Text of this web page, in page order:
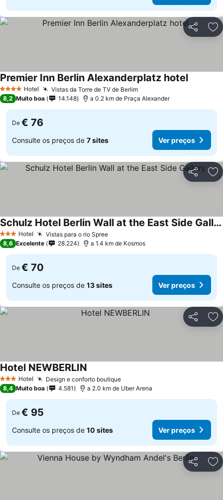
Partilhar
4 EstrelasHotel Vistas da Torre de TV de BerlimVer preços
Premier Inn Berlin Alexanderplatz hotelVer
8,2 Muito boa 14.148 a 0.2 km de Praça Alexander
De € 76
Consulte os preços de 7 sites Ver preços
Partilhar
3 EstrelasHotel Vistas para o rio SpreeVer preços
Schulz Hotel Berlin Wall at the East Side Gallery
Ver preços
8,6 Excelente 28.224 a 1.4 km de Kosmos
De € 70
Consulte os preços de 13 sites Ver preços
Partilhar
3 EstrelasHotel Design e conforto boutiqueVer preços
Hotel NEWBERLIN
8,4 Muito boa 4.581 a 2.0 km de Uber Arena
De € 95
Consulte os preços de 10 sites Ver preços
Partilhar